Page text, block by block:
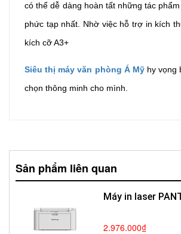
có thể dễ dàng hoàn tất những tác
phức tạp nhất. Nhờ việc hỗ trợ in kích
kích cỡ A3+
Siêu thị máy văn phòng Á Mỹ hy vọng
chọn thông minh cho mình.
Sản phẩm liên quan
Máy in laser
2.976.000₫